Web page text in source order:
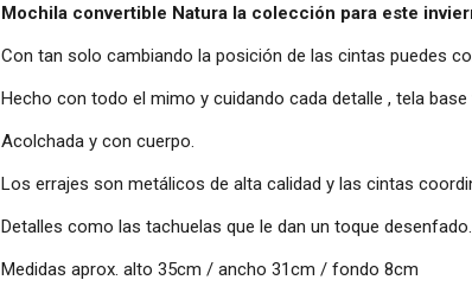
Mochila convertible Natura la colección para este
Con tan solo cambiando la posición de las cintas puedes
Hecho con todo el mimo y cuidando cada detalle , tela base
Acolchada y con cuerpo.
Los errajes son metálicos de alta calidad y las cintas
Detalles como las tachuelas que le dan un toque desenfado.
Medidas aprox. alto 35cm / ancho 31cm / fondo 8cm